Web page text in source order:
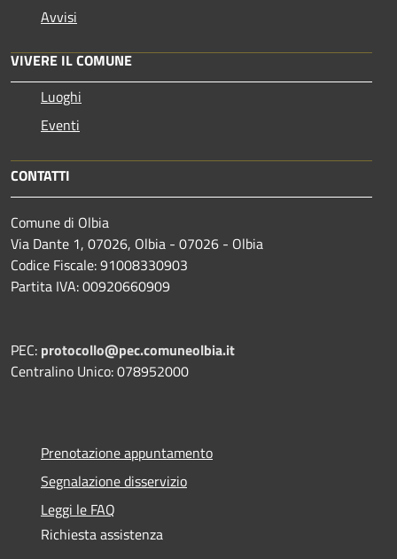
Avvisi
VIVERE IL COMUNE
Luoghi
Eventi
CONTATTI
Comune di Olbia
Via Dante 1, 07026, Olbia - 07026 - Olbia
Codice Fiscale: 91008330903
Partita IVA: 00920660909
PEC: protocollo@pec.comuneolbia.it
Centralino Unico: 078952000
Prenotazione appuntamento
Segnalazione disservizio
Leggi le FAQ
Richiesta assistenza